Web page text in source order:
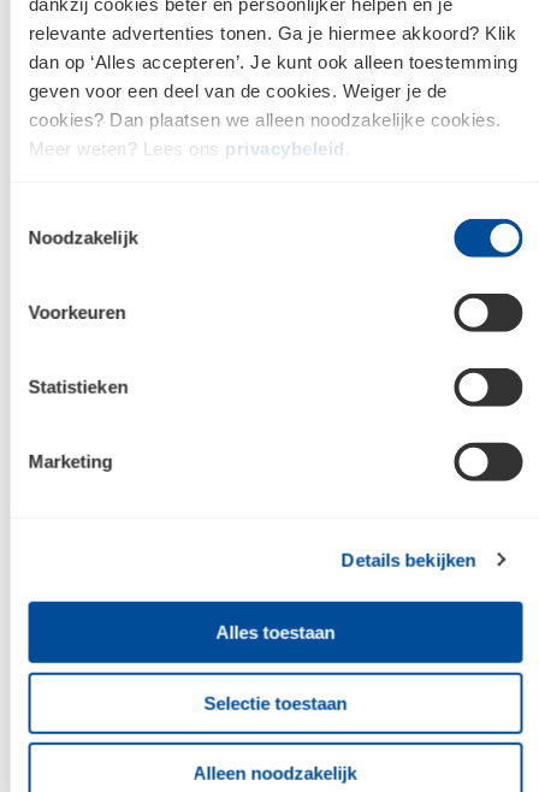
relevante advertenties tonen. Ga je hiermee akkoord? Klik
dan op ‘Alles accepteren’. Je kunt ook alleen toestemming
geven voor een deel van de cookies. Weiger je de
cookies? Dan plaatsen we alleen noodzakelijke cookies.
Meer weten? Lees ons privacybeleid
Noodzakelijk
Voorkeuren
Statistieken
Marketing
Details bekijken
Alles toestaan
Selectie toestaan
Alleen noodzakelijk
Bekijk onze vacatures
Lees onze blogs